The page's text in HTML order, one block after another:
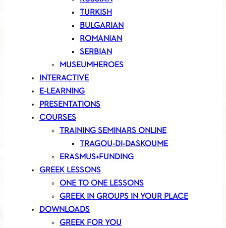
TURKISH
BULGARIAN
ROMANIAN
SERBIAN
MUSEUMHEROES
INTERACTIVE
E-LEARNING
PRESENTATIONS
COURSES
TRAINING SEMINARS ONLINE
TRAGOU-DI-DASKOUME
ERASMUS+FUNDING
GREEK LESSONS
ONE TO ONE LESSONS
GREEK IN GROUPS IN YOUR PLACE
DOWNLOADS
GREEK FOR YOU